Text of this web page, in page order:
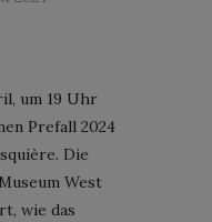
um 19 Uhr
Prefall 2024
Die
West
wie das